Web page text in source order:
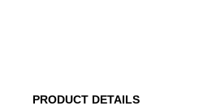
PRODUCT DETAILS